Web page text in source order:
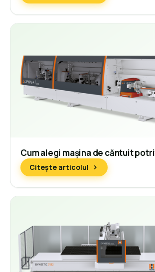
Cum alegi mașina de căntuit
Citește articolul